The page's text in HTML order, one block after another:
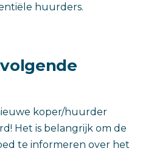
huurders.
koper/huurder
Het is belangrijk om de
te informeren over het